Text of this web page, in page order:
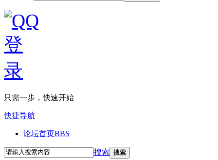
只需一步，快速开始
快捷导航
论坛首页BBS
搜索 搜索